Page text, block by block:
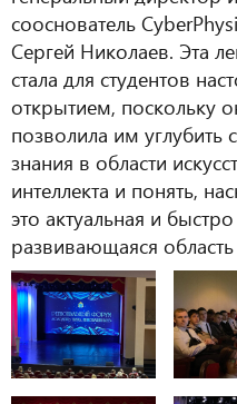
сооснователь
Сергей Николаев. Эта
стала для студентов
открытием, поскольку
позволила им углубить
знания в области
интеллекта и понять,
это актуальная и быстро
развивающаяся область